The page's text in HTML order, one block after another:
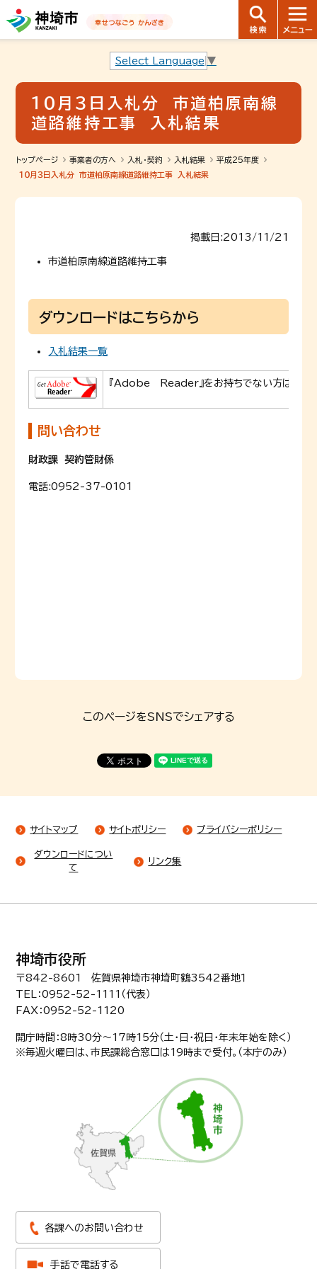
音声読み上げ用ナビゲーションです。
本文へ移動します
ページ最後（フッター）へ移動します
音声読み上げ用ナビゲーションはここまでです。
Select Language ▼
１０月３日入札分 市道柏原南線
道路維持工事 入札結果
トップページ 事業者の方へ 入札・契約 入札結果
平成25年度
１０月３日入札分 市道柏原南線道路維持工事 入札結果
掲載日:2013/11/21
市道柏原南線道路維持工事
ダウンロードはこちらから
入札結果一覧
『Adobe Reader』をお持ちでない方は、
問い合わせ
財政課 契約管財係
電話:0952-37-0101
このページをSNSでシェアする
サイトマップ サイトポリシー プライバシーポリシー
ダウンロードについ
て
リンク集
神埼市役所
〒842-8601 佐賀県神埼市神埼町鶴3542番地１
TEL：0952-52-1111（代表）
FAX：0952-52-1120
開庁時間：8時30分〜17時15分（土・日・祝日・年末年始を除く）
※毎週火曜日は、市民課総合窓口は19時まで受付。（本庁のみ）
各課へのお問い合わせ
手話で電話する